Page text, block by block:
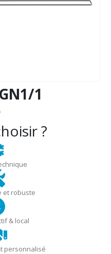
1
?
et robuste
& local
personnalisé